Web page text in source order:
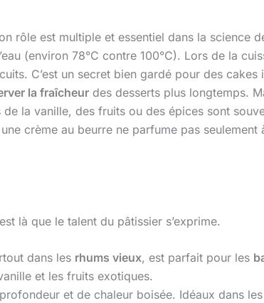
rôle est multiple et essentiel dans la science
(environ 78°C contre 100°C). Lors de la
C’est un secret bien gardé pour des
la fraîcheur des desserts plus longtemps.
la vanille, des fruits ou des épices sont
crème au beurre ne parfume pas seulement
là que le talent du pâtissier s’exprime.
dans les rhums vieux, est parfait pour les
et les fruits exotiques.
et de chaleur boisée. Idéaux dans les